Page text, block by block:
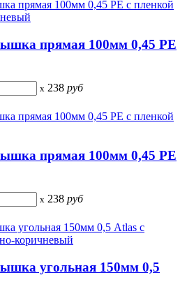
прямая 100мм 0,45 PE
x 238 руб
прямая 100мм 0,45 PE
x 238 руб
угольная 150мм 0,5